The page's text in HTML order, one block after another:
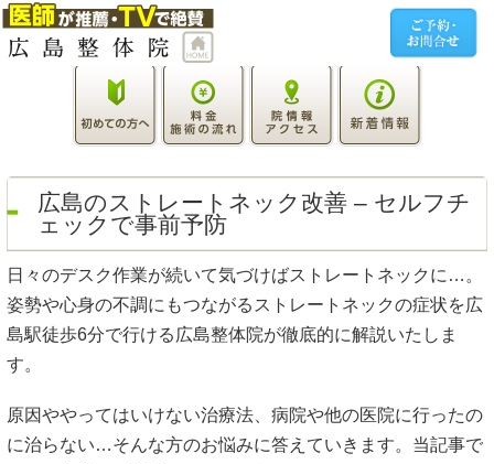
広島のストレートネック改善 – セルフチ
ェックで事前予防
日々のデスク作業が続いて気づけばストレートネックに…。
姿勢や心身の不調にもつながるストレートネックの症状を広
島駅徒歩6分で行ける広島整体院が徹底的に解説いたしま
す。
原因ややってはいけない治療法、病院や他の医院に行ったの
に治らない…そんな方のお悩みに答えていきます。当記事で